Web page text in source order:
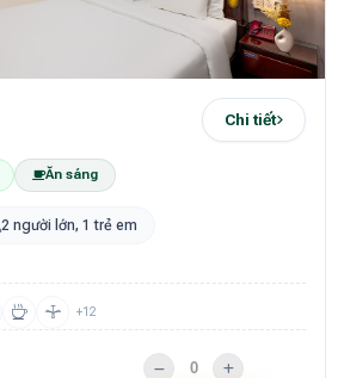
Chi tiết
Ăn sáng
2 người lớn, 1 trẻ em
+12